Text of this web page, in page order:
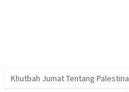
Khutbah Jumat Tentang Palestina